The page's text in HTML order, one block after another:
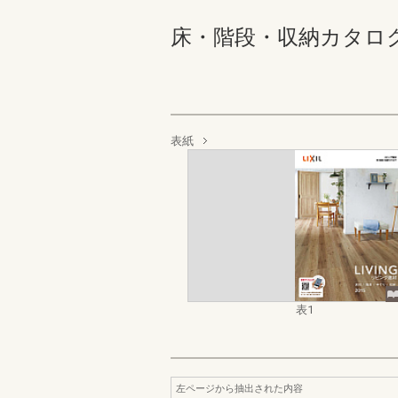
床・階段・収納カタロ
表紙
表1
左ページから抽出された内容